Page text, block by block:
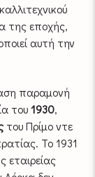
της εποχής,
αυτή την
παραμονή
του1930,
του Πρίμο ντε
Το 1931
εταιρείας